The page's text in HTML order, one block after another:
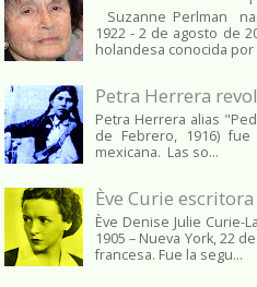
Suzanne Perlman
1922 - 2 de agosto de
holandesa conocida por
Petra Herrera
Petra Herrera alias
de Febrero, 1916)
mexicana. Las so...
Ève Curie
Ève Denise Julie Curie-
1905 – Nueva York, 22
francesa. Fue la segu...